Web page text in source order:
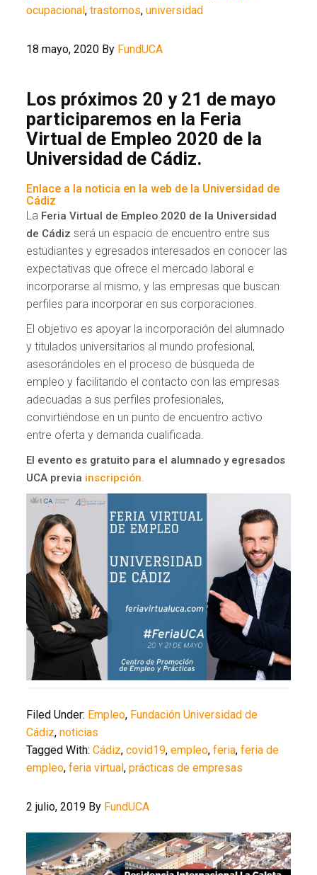
ocupacional,trastornos,universidad
18 mayo, 2020 By FundUCA
Los próximos 20 y 21 de mayo
participaremos en la Feria
Virtual de Empleo 2020 de la
Universidad de Cádiz.
Enlace a la noticia en la web de la Universidad de
Cádiz
La Feria Virtual de Empleo 2020 de la Universidad
de Cádiz será un espacio de encuentro entre sus
estudiantes y egresados interesados en conocer las
expectativas que ofrece el mercado laboral e
incorporarse al mismo, y las empresas que buscan
perfiles para incorporar en sus corporaciones.
El objetivo es apoyar la incorporación del alumnado
y titulados universitarios al mundo profesional,
asesorándoles en el proceso de búsqueda de
empleo y facilitando el contacto con las empresas
adecuadas a sus perfiles profesionales,
convirtiéndose en un punto de encuentro activo
entre oferta y demanda cualificada.
El evento es gratuito para el alumnado y egresados
UCA previa inscripción.
Filed Under: Empleo, Fundación Universidad de
Cádiz,noticias
Tagged With:Cádiz,covid19,empleo,feria,feria de
empleo,feria virtual,prácticas de empresas
2 julio, 2019 By FundUCA